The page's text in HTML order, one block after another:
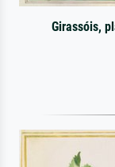
Girassóis,